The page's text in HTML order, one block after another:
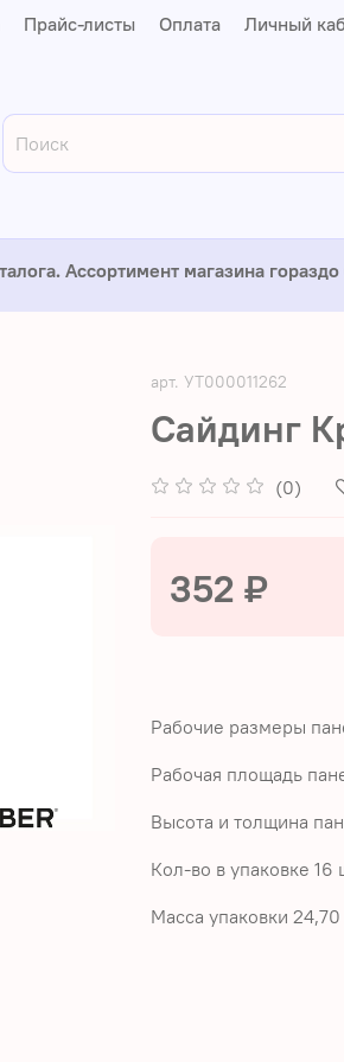
Прайс-листы Оплата Личный
Ассортимент магазина
арт. УТ000011262
Сайдинг
(0)
352 ₽
Рабочие размеры
Рабочая площадь
Высота и толщина
Кол-во в упаковке 16
Масса упаковки 24,70